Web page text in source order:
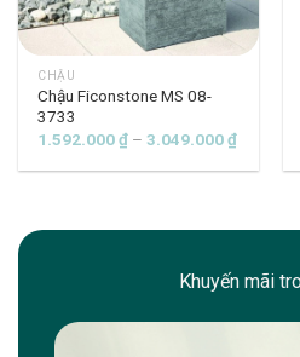
CHẬU
Chậu Ficonstone MS 08-
3733
1.592.000₫ – 3.049.000₫
từ
Khuyến mãi